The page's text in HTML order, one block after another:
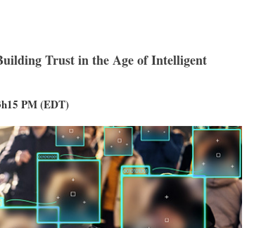
Trust in the Age of Intelligent
PM (EDT)